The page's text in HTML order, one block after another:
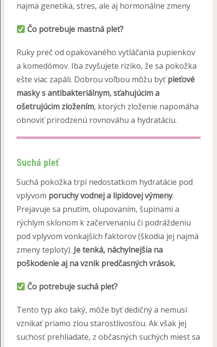
najmä genetika, stres, ale aj hormonálne zmeny
Čo potrebuje mastná pleť?
Ruky preč od opakovaného vytláčania pupienkov
a komedómov. Iba zvyšujete riziko, že sa pokožka
ešte viac zapáli. Dobrou voľbou môžu byťpleťové
masky s antibakteriálnym, sťahujúcim a
ošetrujúcim zložením, ktorých zloženie napomáha
obnoviť prirodzenú rovnováhu a hydratáciu.
Suchá pleť
Suchá pokožka trpí nedostatkom hydratácie pod
vplyvom poruchy vodnej a lipidovej výmeny.
Prejavuje sa pnutím, olupovaním, šupinami a
rýchlym sklonom k začervenaniu či podráždeniu
pod vplyvom vonkajších faktorov (škodia jej najmä
zmeny teploty). Je tenká, náchylnejšia na
poškodenie aj na vznik predčasných vrások.
Čo potrebuje suchá pleť?
Tento typ ako taký, môže byť dedičný a nemusí
vznikať priamo zlou starostlivosťou. Ak však jej
suchosť prehliadate, z občasných suchých miest sa